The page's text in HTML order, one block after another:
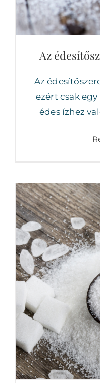
Az
Az
ezért csak
édes ízhez
Az